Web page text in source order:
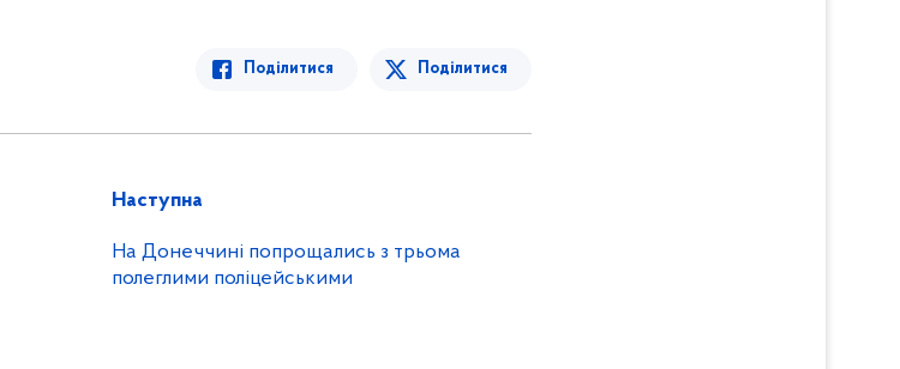
Поділитися Поділитися
Наступна
На Донеччині попрощались з трьома
полеглими поліцейськими